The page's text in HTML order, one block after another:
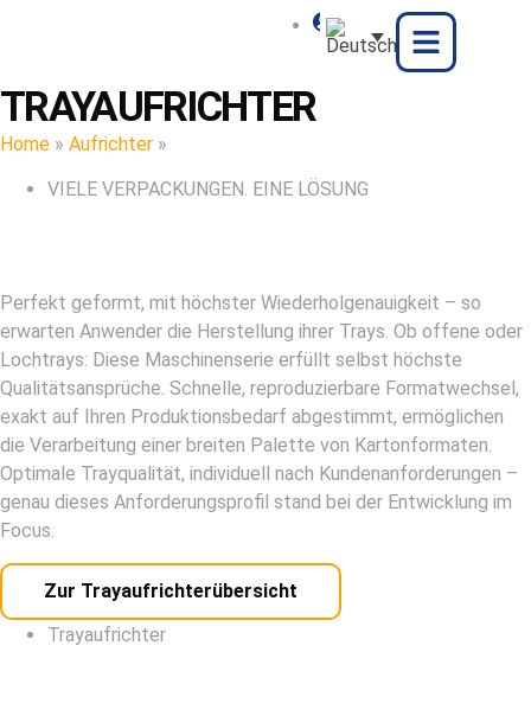
TRAYAUFRICHTER
Home » Aufrichter »
VIELE VERPACKUNGEN. EINE LÖSUNG
Perfekt geformt, mit höchster Wiederholgenauigkeit – so
erwarten Anwender die Herstellung ihrer Trays. Ob offene oder
Lochtrays: Diese Maschinenserie erfüllt selbst höchste
Qualitätsansprüche. Schnelle, reproduzierbare Formatwechsel,
exakt auf Ihren Produktionsbedarf abgestimmt, ermöglichen
die Verarbeitung einer breiten Palette von Kartonformaten.
Optimale Trayqualität, individuell nach Kundenanforderungen –
genau dieses Anforderungsprofil stand bei der Entwicklung im
Focus.
Zur Trayaufrichterübersicht
Trayaufrichter